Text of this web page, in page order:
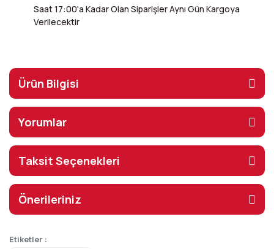
Saat 17:00'a Kadar Olan Siparişler Aynı Gün Kargoya
Verilecektir
Ürün Bilgisi
Yorumlar
Taksit Seçenekleri
Önerileriniz
Etiketler :